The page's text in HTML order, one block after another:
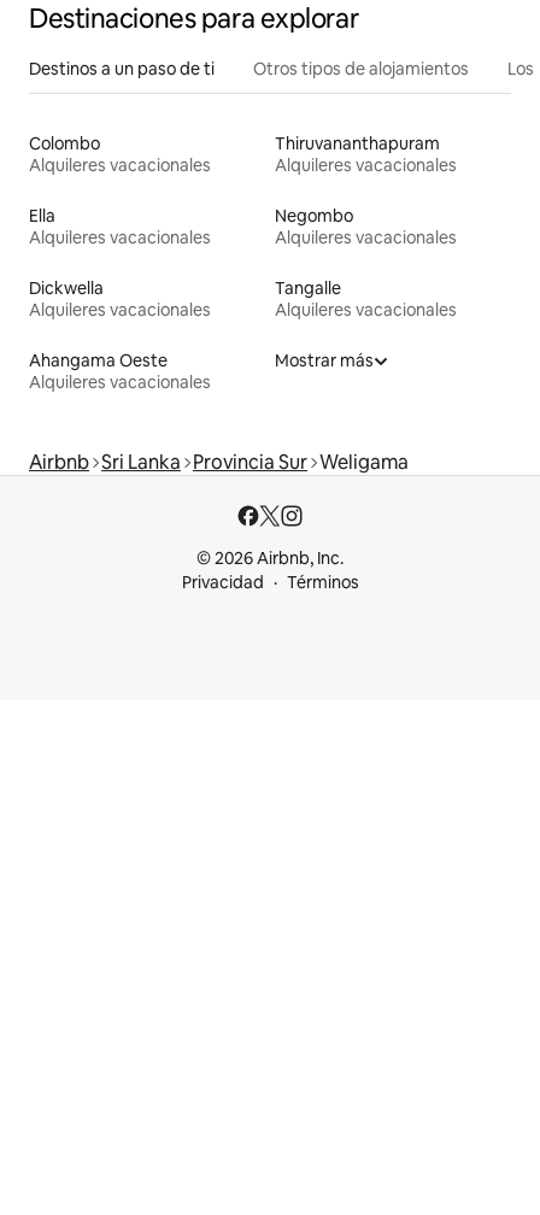
Destinaciones para explorar
Destinos a un paso de ti Otros tipos de alojamientos
Colombo
Alquileres vacacionales
Thiruvananthapuram
Alquileres vacacionales
Ella
Alquileres vacacionales
Negombo
Alquileres vacacionales
Dickwella
Alquileres vacacionales
Tangalle
Alquileres vacacionales
Ahangama Oeste
Alquileres vacacionales
Mostrar más
Airbnb Sri Lanka Provincia Sur Weligama
© 2026 Airbnb, Inc.
Privacidad
Términos